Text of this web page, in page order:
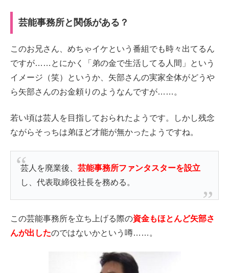
芸能事務所と関係がある？
このお兄さん、めちゃイケという番組でも時々出てるん
ですが……とにかく「弟の金で生活してる人間」という
イメージ（笑）というか、矢部さんの実家全体がどうや
ら矢部さんのお金頼りのようなんですが……。
若い頃は芸人を目指しておられたようです。しかし残念
ながらそっちは弟ほど才能が無かったようですね。
芸人を廃業後、芸能事務所ファンタスターを設立
し、代表取締役社長を務める。
この芸能事務所を立ち上げる際の資金もほとんど矢部さ
んが出したのではないかという噂……。